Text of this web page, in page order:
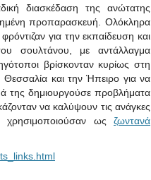
διασκέδαση της ανώτατης
προπαρασκευή. Ολόκληρα
για την εκπαίδευση και
σουλτάνου, με αντάλλαγμα
βρίσκονταν κυρίως στη
και την Ήπειρο για να
της δημιουργούσε προβλήματα
να καλύψουν τις ανάγκες
ως ζωντανά